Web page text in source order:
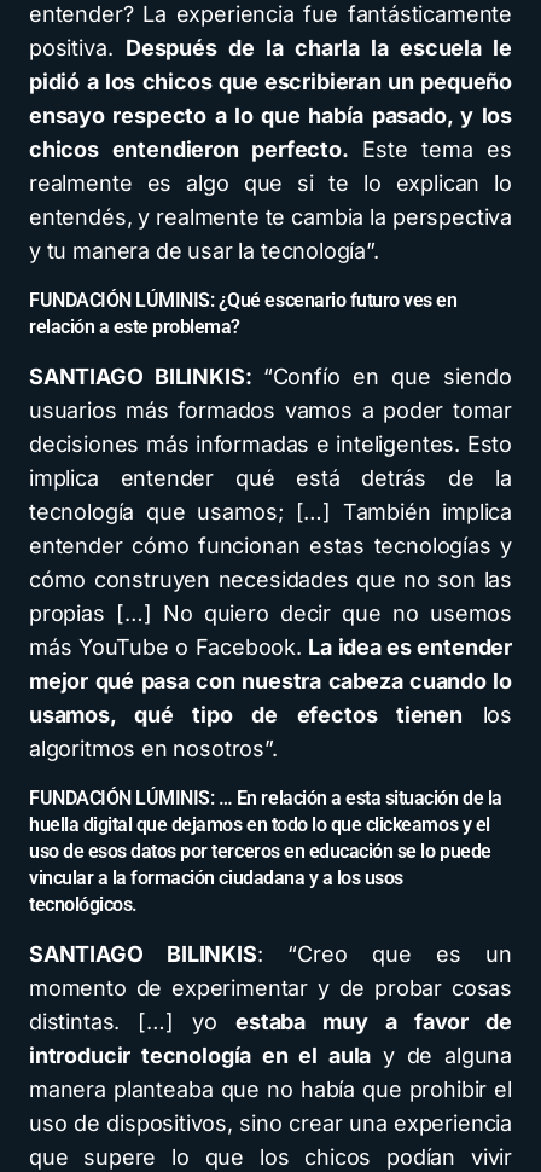
entender? La experiencia fue fantásticamente
positiva. Después de la charla la escuela le
pidió a los chicos que escribieran un pequeño
ensayo respecto a lo que había pasado, y los
chicos entendieron perfecto. Este tema es
realmente es algo que si te lo explican lo
entendés, y realmente te cambia la perspectiva
y tu manera de usar la tecnología”.
FUNDACIÓN LÚMINIS: ¿Qué escenario futuro ves en
relación a este problema?
SANTIAGO BILINKIS: “Confío en que siendo
usuarios más formados vamos a poder tomar
decisiones más informadas e inteligentes. Esto
implica entender qué está detrás de la
tecnología que usamos; […] También implica
entender cómo funcionan estas tecnologías y
cómo construyen necesidades que no son las
propias […] No quiero decir que no usemos
más YouTube o Facebook. La idea es entender
mejor qué pasa con nuestra cabeza cuando lo
usamos, qué tipo de efectos tienen los
algoritmos en nosotros”.
FUNDACIÓN LÚMINIS: … En relación a esta situación de la
huella digital que dejamos en todo lo que clickeamos y el
uso de esos datos por terceros en educación se lo puede
vincular a la formación ciudadana y a los usos
tecnológicos.
SANTIAGO BILINKIS: “Creo que es un
momento de experimentar y de probar cosas
distintas. […] yoestaba muy a favor de
introducir tecnología en el aula y de alguna
manera planteaba que no había que prohibir el
uso de dispositivos, sino crear una experiencia
que supere lo que los chicos podían vivir